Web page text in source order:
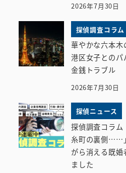
2026年7月30日
探偵調査コラム
華やかな六本木
港区女子とのパ
金銭トラブル
2026年7月30日
探偵ニュース
探偵調査コラ
糸町の裏側……
がら消える既
ました